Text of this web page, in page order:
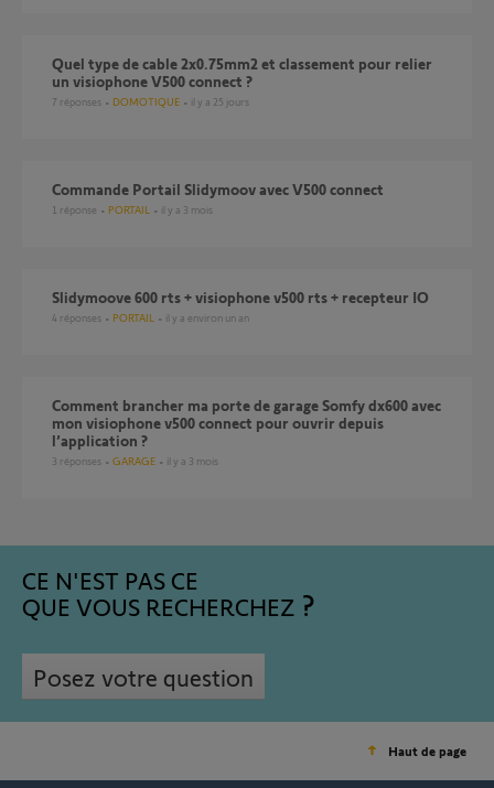
Quel type de cable 2x0.75mm2 et classement pour relier
un visiophone V500 connect ?
7 réponses DOMOTIQUE il y a 25 jours
Commande Portail Slidymoov avec V500 connect
1 réponse PORTAIL il y a 3 mois
Slidymoove 600 rts + visiophone v500 rts + recepteur IO
4 réponses PORTAIL il y a environ un an
Comment brancher ma porte de garage Somfy dx600 avec
mon visiophone v500 connect pour ouvrir depuis
l’application ?
3 réponses GARAGE il y a 3 mois
CE N'EST PAS CE
QUE VOUS RECHERCHEZ
Posez votre question
Haut de page